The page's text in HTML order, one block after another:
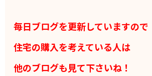
毎日ブログを更新していますので
住宅の購入を考えている人は
他のブログも見て下さいね！